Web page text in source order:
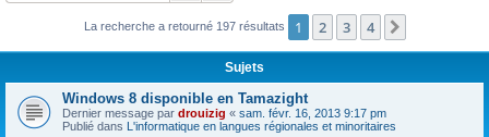
c
La recherche a retourné 197 résultats 1 2 3 4
Sujets
Windows 8 disponible en Tamazight
Dernier message par drouizig « sam. févr. 16, 2013 9:17 pm
Publié dans L'informatique en langues régionales et minoritaires